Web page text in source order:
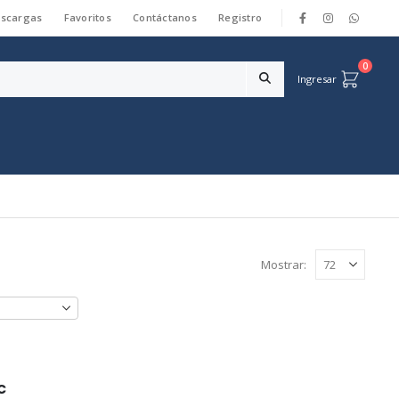
Favoritos Contáctanos Registro
Ingresar
0
Mostrar: